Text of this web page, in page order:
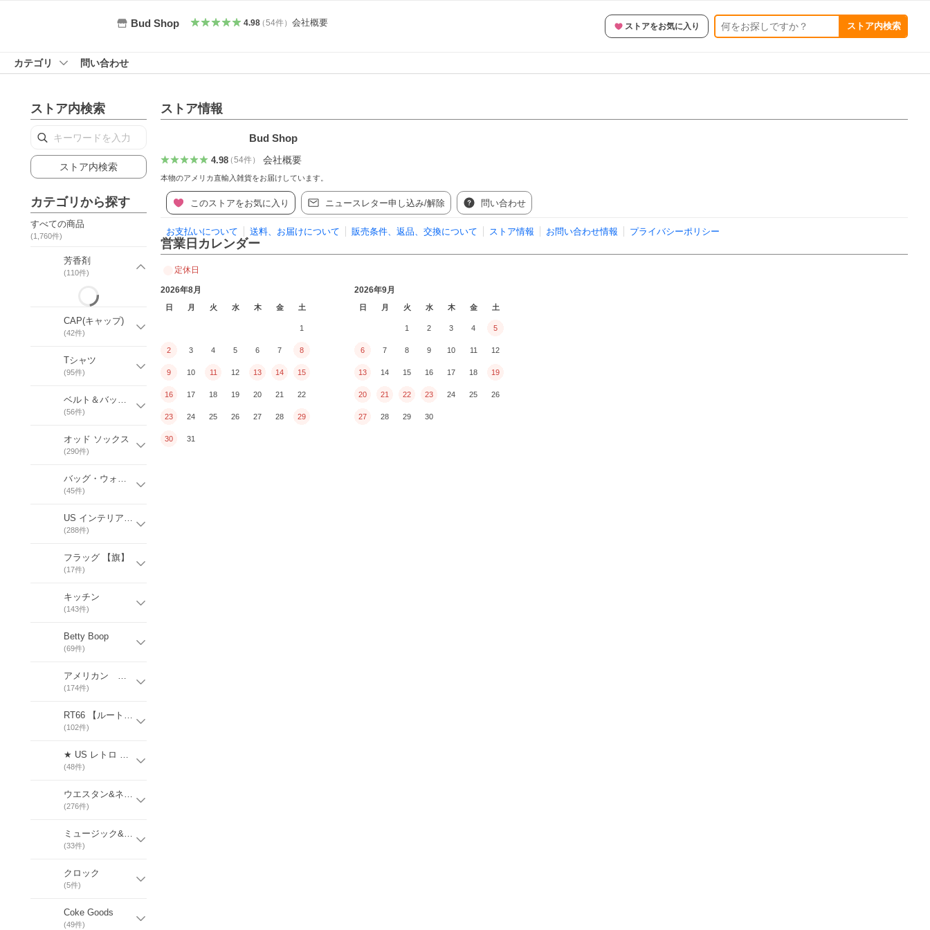
Bud Shop 4.98（54件） 会社概要 ストアをお気に入り ストア内検索
カテゴリ 問い合わせ
ストア内検索
ストア内検索
カテゴリから探す
すべての商品
(1,760件)
芳香剤
(110件)
CAP(キャップ)
(42件)
Tシャツ
(95件)
ベルト＆バックル
(56件)
オッド ソックス
(290件)
バッグ・ウォレット
(45件)
US インテリア & サイン／ミラー
(288件)
フラッグ 【旗】
(17件)
キッチン
(143件)
Betty Boop
(69件)
アメリカン キャラクター
(174件)
RT66 【ルート66】
(102件)
★ US レトロ ★ カフェ & ギフ ト
(48件)
ウエスタン&ネイティブ アメリカン
(276件)
ミュージック&フィルム スター
(33件)
クロック
(5件)
Coke Goods
(49件)
ストア情報
Bud Shop
4.98（54件） 会社概要
本物のアメリカ直輸入雑貨をお届けしています。
このストアをお気に入り ニュースレター申し込み/解除 問い合わせ
お支払いについて 送料、お届けについて 販売条件、返品、交換について ストア情報 お問い合わせ情報 プライバシーポリシー
営業日カレンダー
定休日
2026年8月
日 月 火 水 木 金 土
1
2 3 4 5 6 7 8
9 10 11 12 13 14 15
16 17 18 19 20 21 22
23 24 25 26 27 28 29
30 31
2026年9月
日 月 火 水 木 金 土
1 2 3 4 5
6 7 8 9 10 11 12
13 14 15 16 17 18 19
20 21 22 23 24 25 26
27 28 29 30